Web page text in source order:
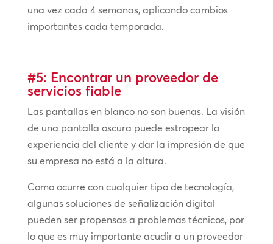
una vez cada 4 semanas, aplicando cambios
importantes cada temporada.
#5: Encontrar un proveedor de
servicios fiable
Las pantallas en blanco no son buenas. La visión
de una pantalla oscura puede estropear la
experiencia del cliente y dar la impresión de que
su empresa no está a la altura.
Como ocurre con cualquier tipo de tecnología,
algunas soluciones de señalización digital
pueden ser propensas a problemas técnicos, por
lo que es muy importante acudir a un proveedor